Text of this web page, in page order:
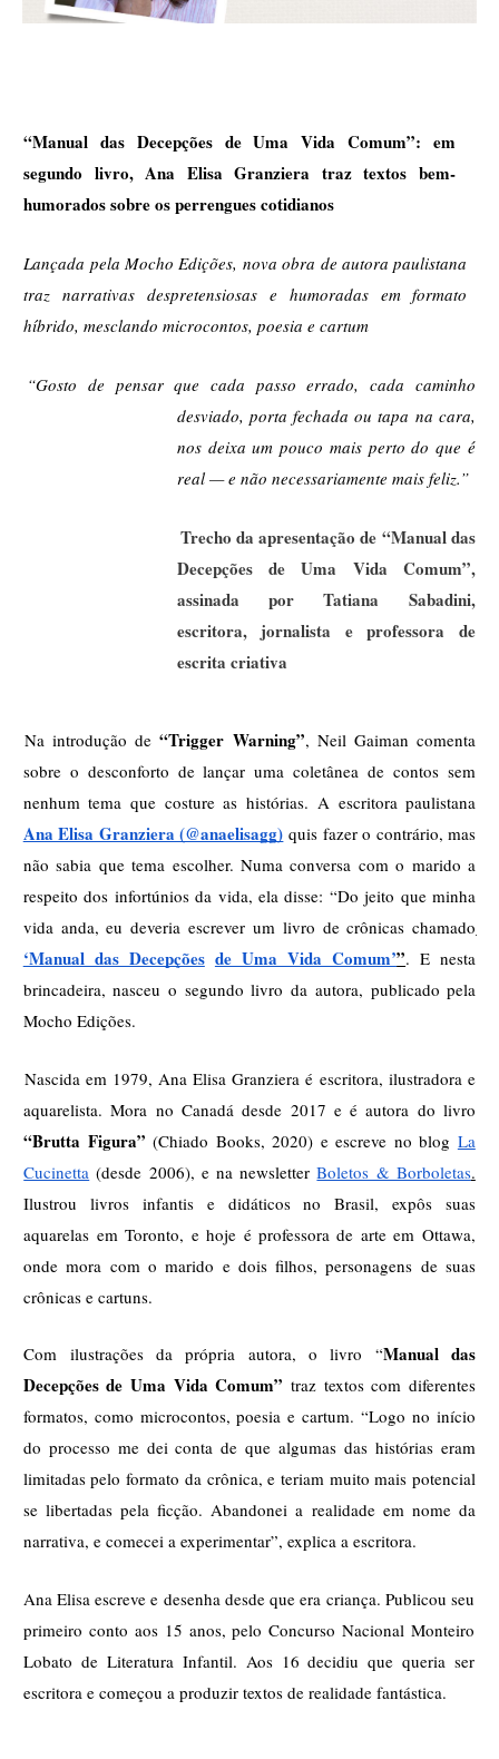
“Manual das Decepções de Uma Vida Comum”: em
segundo livro, Ana Elisa Granziera traz textos bem-
humorados sobre os perrengues cotidianos
Lançada pela Mocho Edições, nova obra de autora paulistana
traz narrativas despretensiosas e humoradas em formato
híbrido, mesclando microcontos, poesia e cartum
“Gosto de pensar que cada passo errado, cada caminho
desviado, porta fechada ou tapa na cara,
nos deixa um pouco mais perto do que é
real — e não necessariamente mais feliz.”
Trecho da apresentação de “Manual das
Decepções de Uma Vida Comum”,
assinada por Tatiana Sabadini,
escritora, jornalista e professora de
escrita criativa
Na introdução de “Trigger Warning”, Neil Gaiman comenta
sobre o desconforto de lançar uma coletânea de contos sem
Ana Elisa Granziera (@anaelisagg) quis fazer o contrário, mas
não sabia que tema escolher. Numa conversa com o marido a
respeito dos infortúnios da vida, ela disse: “Do jeito que minha
vida anda, eu deveria escrever um livro de crônicas chamado
‘Manual das Decepções de Uma Vida Comum’”. E nesta
brincadeira, nasceu o segundo livro da autora, publicado pela
Mocho Edições.
Nascida em 1979, Ana Elisa Granziera é escritora, ilustradora e
“Brutta Figura” (Chiado Books, 2020) e escreve no blog La
Cucinetta (desde 2006), e na newsletter Boletos & Borboletas.
Ilustrou livros infantis e didáticos no Brasil, expôs suas
aquarelas em Toronto, e hoje é professora de arte em Ottawa,
onde mora com o marido e dois filhos, personagens de suas
crônicas e cartuns.
Com ilustrações da própria autora, o livro “Manual das
Decepções de Uma Vida Comum” traz textos com diferentes
formatos, como microcontos, poesia e cartum. “Logo no início
do processo me dei conta de que algumas das histórias eram
limitadas pelo formato da crônica, e teriam muito mais potencial
se libertadas pela ficção. Abandonei a realidade em nome da
narrativa, e comecei a experimentar”, explica a escritora.
Ana Elisa escreve e desenha desde que era criança. Publicou seu
primeiro conto aos 15 anos, pelo Concurso Nacional Monteiro
Lobato de Literatura Infantil. Aos 16 decidiu que queria ser
escritora e começou a produzir textos de realidade fantástica.